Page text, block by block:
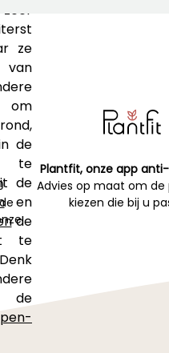
ze
om
de
te
de
en
de
te
de
Plantfit, onze app
Advies op maat om
kiezen die bij u